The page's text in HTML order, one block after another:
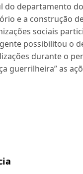
do departamento
e a construção
sociais
possibilitou o
durante o
guerrilheira” as